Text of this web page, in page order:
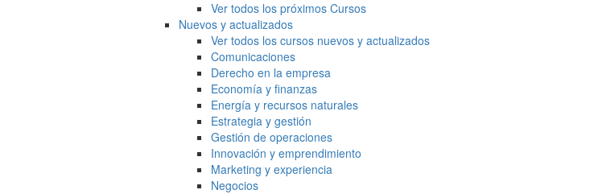
Ver todos los próximos Cursos
Nuevos y actualizados
Ver todos los cursos nuevos y actualizados
Comunicaciones
Derecho en la empresa
Economía y finanzas
Energía y recursos naturales
Estrategia y gestión
Gestión de operaciones
Innovación y emprendimiento
Marketing y experiencia
Negocios